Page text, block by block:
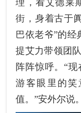
理，看艾德莱
街，身着古于
巴依老爷”的经
提艾力带领团
阵阵惊呼。“
游客眼里的
值。”安外尔说。